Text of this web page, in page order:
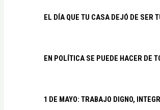
EL DÍA QUE TU CASA DEJÓ DE SER
EN POLÍTICA SE PUEDE HACER DE
1 DE MAYO: TRABAJO DIGNO,